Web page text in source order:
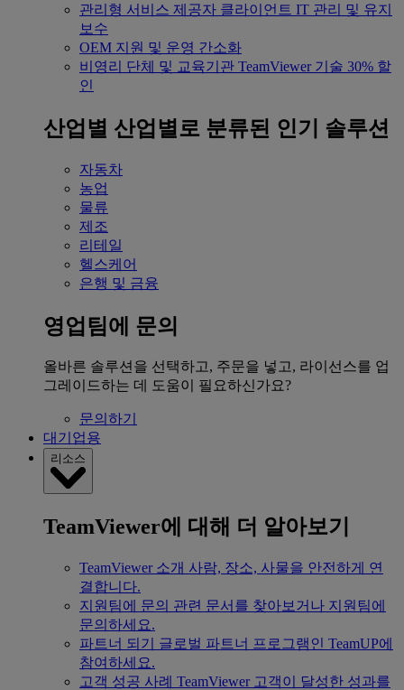
관리형 서비스 제공자 클라이언트 IT 관리 및 유지
보수
OEM 지원 및 운영 간소화
비영리 단체 및 교육기관 TeamViewer 기술 30% 할
인
산업별 산업별로 분류된 인기 솔루션
자동차
농업
물류
제조
리테일
헬스케어
은행 및 금융
영업팀에 문의
올바른 솔루션을 선택하고, 주문을 넣고, 라이선스를 업
그레이드하는 데 도움이 필요하신가요?
문의하기
대기업용
리소스
TeamViewer에 대해 더 알아보기
TeamViewer 소개 사람, 장소, 사물을 안전하게 연
결합니다.
지원팀에 문의 관련 문서를 찾아보거나 지원팀에
문의하세요.
파트너 되기
글로벌 파트너 프로그램인 TeamUP에
참여하세요.
고객 성공 사례 TeamViewer 고객이 달성한 성과를